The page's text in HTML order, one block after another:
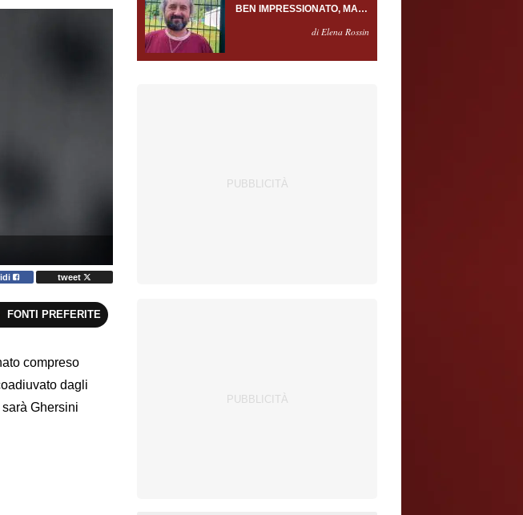
tweet
FONTI PREFERITE
compreso
dagli
Ghersini
BEN IMPRESSIONATO, MA
PORTIERE SERVONOdi Elena Rossin